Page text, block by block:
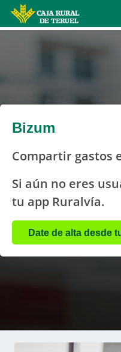
Bizum
Compartir gastos
Si aún no eres
tu app Ruralvía.
Date de alta desde